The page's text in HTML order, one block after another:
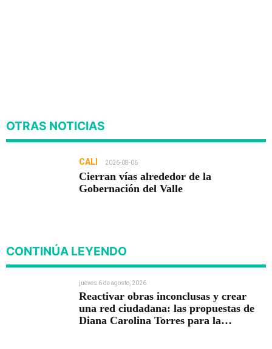
OTRAS NOTICIAS
CALI 2026-08-06
Cierran vías alrededor de la
Gobernación del Valle
CONTINÚA LEYENDO
jueves 6 de agosto, 2026
Reactivar obras inconclusas y crear
una red ciudadana: las propuestas de
Diana Carolina Torres para la